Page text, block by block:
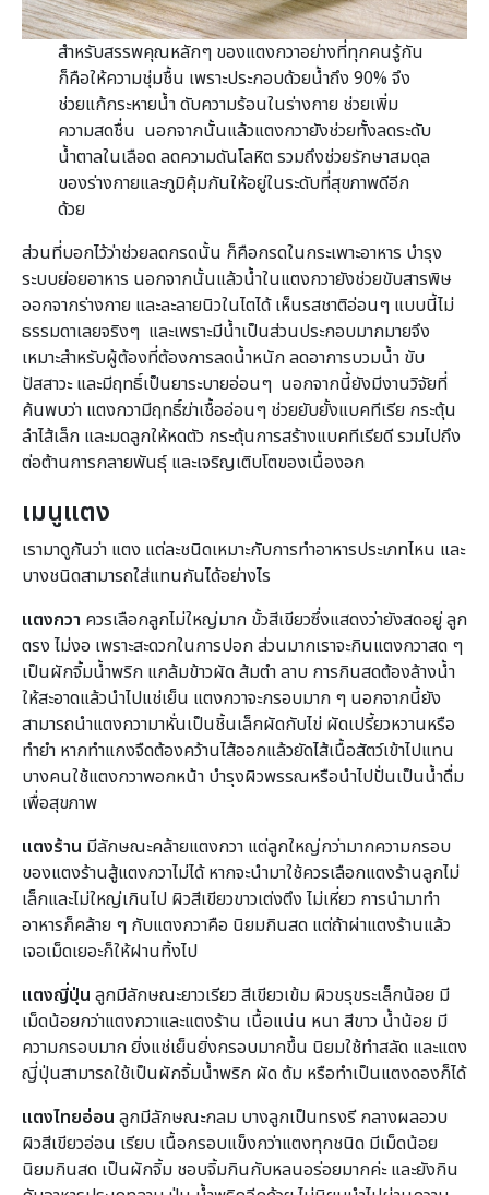
สำหรับสรรพคุณหลักๆ ของแตงกวาอย่างที่ทุกคนรู้กัน
ก็คือให้ความชุ่มชื้น เพราะประกอบด้วยน้ำถึง 90% จึง
ช่วยแก้กระหายน้ำ ดับความร้อนในร่างกาย ช่วยเพิ่ม
ความสดชื่น นอกจากนั้นแล้วแตงกวายังช่วยทั้งลดระดับ
น้ำตาลในเลือด ลดความดันโลหิต รวมถึงช่วยรักษาสมดุล
ของร่างกายและภูมิคุ้มกันให้อยู่ในระดับที่สุขภาพดีอีก
ด้วย
ส่วนที่บอกไว้ว่าช่วยลดกรดนั้น ก็คือกรดในกระเพาะอาหาร บำรุง
ระบบย่อยอาหาร นอกจากนั้นแล้วน้ำในแตงกวายังช่วยขับสารพิษ
ออกจากร่างกาย และละลายนิวในไตได้ เห็นรสชาติอ่อนๆ แบบนี้ไม่
ธรรมดาเลยจริงๆ และเพราะมีน้ำเป็นส่วนประกอบมากมายจึง
เหมาะสำหรับผู้ต้องที่ต้องการลดน้ำหนัก ลดอาการบวมน้ำ ขับ
ปัสสาวะ และมีฤทธิ์เป็นยาระบายอ่อนๆ นอกจากนี้ยังมีงานวิจัยที่
ค้นพบว่า แตงกวามีฤทธิ์ฆ่าเชื้ออ่อนๆ ช่วยยับยั้งแบคทีเรีย กระตุ้น
ลำไส้เล็ก และมดลูกให้หดตัว กระตุ้นการสร้างแบคทีเรียดี รวมไปถึง
ต่อต้านการกลายพันธุ์ และเจริญเติบโตของเนื้องอก
เมนูแตง
เรามาดูกันว่า แตง แต่ละชนิดเหมาะกับการทำอาหารประเภทไหน และ
บางชนิดสามารถใส่แทนกันได้อย่างไร
แตงกวา ควรเลือกลูกไม่ใหญ่มาก ขั้วสีเขียวซึ่งแสดงว่ายังสดอยู่ ลูก
ตรง ไม่งอ เพราะสะดวกในการปอก ส่วนมากเราจะกินแตงกวาสด ๆ
เป็นผักจิ้มน้ำพริก แกล้มข้าวผัด ส้มตำ ลาบ การกินสดต้องล้างน้ำ
ให้สะอาดแล้วนำไปแช่เย็น แตงกวาจะกรอบมาก ๆ นอกจากนี้ยัง
สามารถนำแตงกวามาหั่นเป็นชิ้นเล็กผัดกับไข่ ผัดเปรี้ยวหวานหรือ
ทำยำ หากทำแกงจืดต้องคว้านไส้ออกแล้วยัดไส้เนื้อสัตว์เข้าไปแทน
บางคนใช้แตงกวาพอกหน้า บำรุงผิวพรรณหรือนำไปปั่นเป็นน้ำดื่ม
เพื่อสุขภาพ
แตงร้าน มีลักษณะคล้ายแตงกวา แต่ลูกใหญ่กว่ามากความกรอบ
ของแตงร้านสู้แตงกวาไม่ได้ หากจะนำมาใช้ควรเลือกแตงร้านลูกไม่
เล็กและไม่ใหญ่เกินไป ผิวสีเขียวขาวเต่งตึง ไม่เหี่ยว การนำมาทำ
อาหารก็คล้าย ๆ กับแตงกวาคือ นิยมกินสด แต่ถ้าผ่าแตงร้านแล้ว
เจอเม็ดเยอะก็ให้ฝานทิ้งไป
แตงญี่ปุ่น ลูกมีลักษณะยาวเรียว สีเขียวเข้ม ผิวขรุขระเล็กน้อย มี
เม็ดน้อยกว่าแตงกวาและแตงร้าน เนื้อแน่น หนา สีขาว น้ำน้อย มี
ความกรอบมาก ยิ่งแช่เย็นยิ่งกรอบมากขึ้น นิยมใช้ทำสลัด และแตง
ญี่ปุ่นสามารถใช้เป็นผักจิ้มน้ำพริก ผัด ต้ม หรือทำเป็นแตงดองก็ได้
แตงไทยอ่อน ลูกมีลักษณะกลม บางลูกเป็นทรงรี กลางผลอวบ
ผิวสีเขียวอ่อน เรียบ เนื้อกรอบแข็งกว่าแตงทุกชนิด มีเม็ดน้อย
นิยมกินสด เป็นผักจิ้ม ชอบจิ้มกินกับหลนอร่อยมากค่ะ และยังกิน